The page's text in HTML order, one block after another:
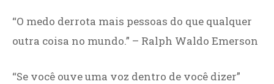
“O medo derrota mais pessoas do que qualquer
outra coisa no mundo.” – Ralph Waldo Emerson
“Se você ouve uma voz dentro de você dizer”